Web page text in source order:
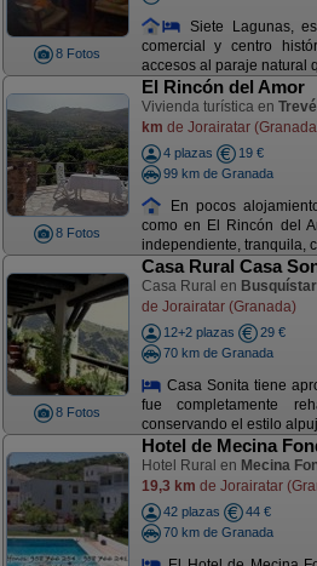
8 Fotos
Siete Lagunas,
comercial y centro
accesos al paraje natural
8 Fotos
El Rincón del Amor
Vivienda turística en
km de Jorairatar
4 plazas
19 €
99 km de Granada
En pocos
como en El Rincón del
independiente, tranquila,
8 Fotos
Casa Rural Casa
Casa Rural en Busquístar
de Jorairatar (Granada)
12+2 plazas
29 €
70 km de Granada
Casa Sonita tiene
fue completamente
conservando el estilo
Hotel de Mecina
Hotel Rural en Mecina
19,3 km de Jorairatar
42 plazas
44 €
70 km de Granada